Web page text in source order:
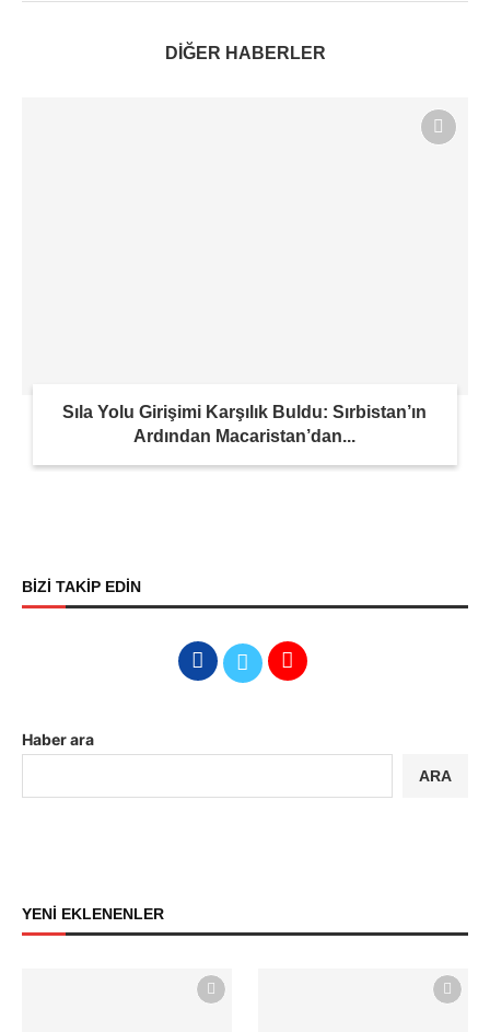
DİĞER HABERLER
Sıla Yolu Girişimi Karşılık Buldu: Sırbistan’ın
Ardından Macaristan’dan...
BİZİ TAKİP EDİN
Haber ara
ARA
YENİ EKLENENLER